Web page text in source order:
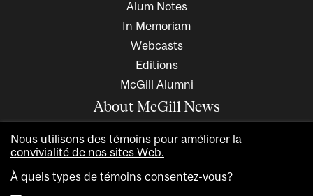
Alum Notes
In Memoriam
Webcasts
Editions
McGill Alumni
About McGill News
Nous utilisons des témoins pour améliorer la
convivialité de nos sites Web.
À quels types de témoins consentez-vous?